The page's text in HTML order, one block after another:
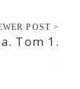
POST >
Tom 1.